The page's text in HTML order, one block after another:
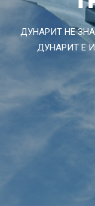
ДУНАРИТ НЕ
ДУНАРИТ Е